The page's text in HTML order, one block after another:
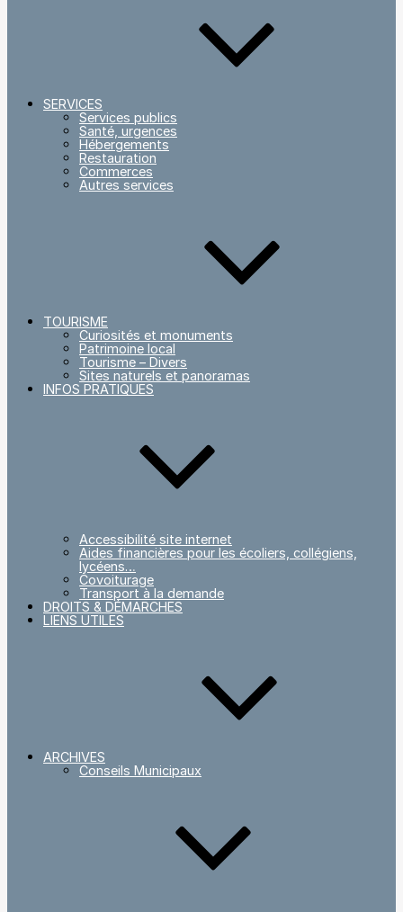
SERVICES
Services publics
Santé, urgences
Hébergements
Restauration
Commerces
Autres services
TOURISME
Curiosités et monuments
Patrimoine local
Tourisme – Divers
Sites naturels et panoramas
INFOS PRATIQUES
Accessibilité site internet
Aides financières pour les écoliers, collégiens,
lycéens…
Covoiturage
Transport à la demande
DROITS & DÉMARCHES
LIENS UTILES
ARCHIVES
Conseils Municipaux